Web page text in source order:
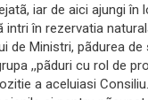
iar de aici ajungi
în rezervatia
de Ministri, pãdurea
,,pãduri cu rol de
a aceluiasi